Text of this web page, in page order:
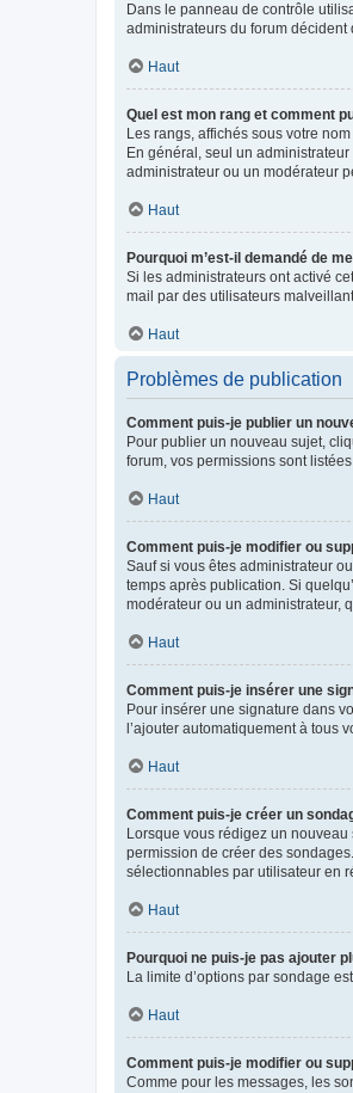
Dans le panneau de contrôle
administrateurs du forum décident
Haut
Quel est mon rang et comment
Les rangs, affichés sous votre
En général, seul un
administrateur ou un modérateur
Haut
Pourquoi m’est-il demandé de
Si les administrateurs ont activé
mail par des utilisateurs
Haut
Problèmes de publication
Comment puis-je publier un
Pour publier un nouveau sujet,
forum, vos permissions sont
Haut
Comment puis-je modifier ou
Sauf si vous êtes administrateur
temps après publication. Si
modérateur ou un administrateur,
Haut
Comment puis-je insérer une
Pour insérer une signature dans
l’ajouter automatiquement à tous
Haut
Comment puis-je créer un
Lorsque vous rédigez un
permission de créer des
sélectionnables par utilisateur en
Haut
Pourquoi ne puis-je pas ajouter
La limite d’options par sondage
Haut
Comment puis-je modifier ou
Comme pour les messages, les